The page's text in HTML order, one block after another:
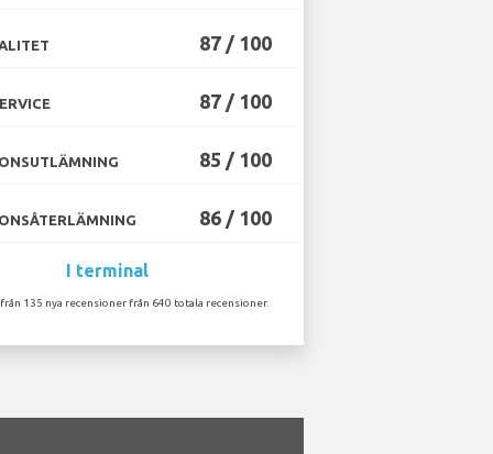
87 / 100
87 / 100
85 / 100
86 / 100
I terminal
135 nya recensioner från 640 totala recensioner.